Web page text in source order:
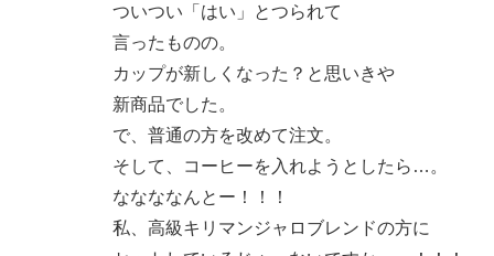
ついつい「はい」とつられて
言ったものの。
カップが新しくなった？と思いきや
新商品でした。
で、普通の方を改めて注文。
そして、コーヒーを入れようとしたら…。
ななななんとー！！！
私、高級キリマンジャロブレンドの方に